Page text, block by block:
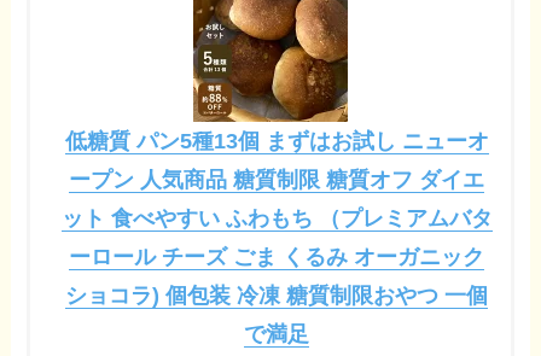
低糖質 パン5種13個 まずはお試し ニューオ
ープン 人気商品 糖質制限 糖質オフ ダイエ
ット 食べやすい ふわもち （プレミアムバタ
ーロール チーズ ごま くるみ オーガニック
ショコラ) 個包装 冷凍 糖質制限おやつ 一個
で満足